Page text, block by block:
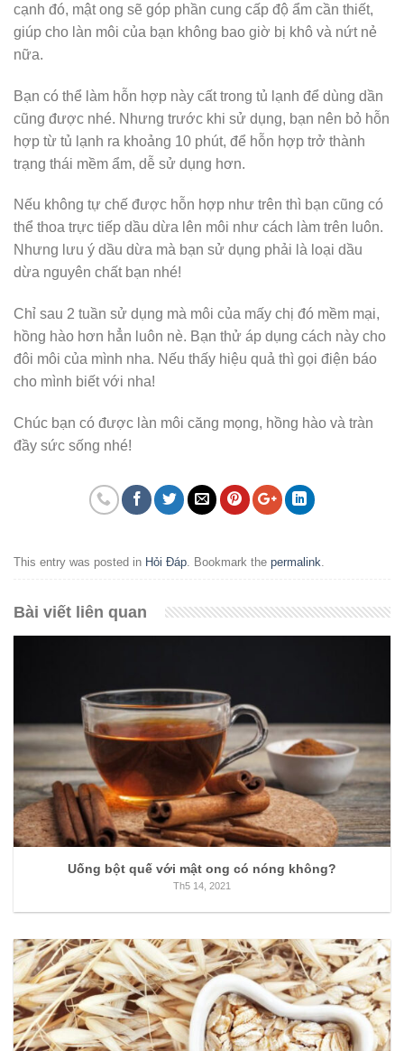
cạnh đó, mật ong sẽ góp phần cung cấp độ ẩm cần thiết,
giúp cho làn môi của bạn không bao giờ bị khô và nứt nẻ
nữa.
Bạn có thể làm hỗn hợp này cất trong tủ lạnh để dùng dần
cũng được nhé. Nhưng trước khi sử dụng, bạn nên bỏ hỗn
hợp từ tủ lạnh ra khoảng 10 phút, để hỗn hợp trở thành
trạng thái mềm ẩm, dễ sử dụng hơn.
Nếu không tự chế được hỗn hợp như trên thì bạn cũng có
thể thoa trực tiếp dầu dừa lên môi như cách làm trên luôn.
Nhưng lưu ý dầu dừa mà bạn sử dụng phải là loại dầu
dừa nguyên chất bạn nhé!
Chỉ sau 2 tuần sử dụng mà môi của mấy chị đó mềm mại,
hồng hào hơn hẳn luôn nè. Bạn thử áp dụng cách này cho
đôi môi của mình nha. Nếu thấy hiệu quả thì gọi điện báo
cho mình biết với nha!
Chúc bạn có được làn môi căng mọng, hồng hào và tràn
đầy sức sống nhé!
This entry was posted in Hỏi Đáp. Bookmark the permalink.
Bài viết liên quan
Uống bột quế với mật ong có nóng không?
Th5 14, 2021